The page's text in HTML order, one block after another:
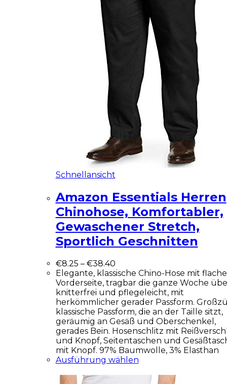
Schnellansicht
Amazon Essentials Herren
Chinohose, Komfortabler,
Gewaschener Stretch,
Sportlich Geschnitten
€8.25 – €38.40
Elegante, klassische Chino-Hose mit
Vorderseite, tragbar die ganze Woche
knitterfrei und pflegeleicht, mit
herkömmlicher gerader Passform.
klassische Passform, die an der Taille sitzt,
geräumig an Gesäß und Oberschenkel,
gerades Bein. Hosenschlitz mit
und Knopf, Seitentaschen und
mit Knopf. 97% Baumwolle, 3% Elasthan
Ausführung wählen